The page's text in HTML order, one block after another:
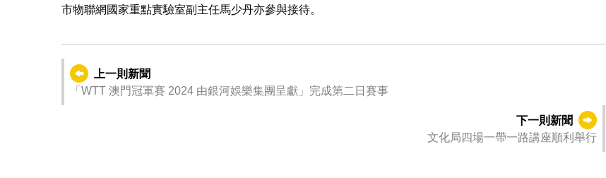
代表團參觀澳大智慧城市物聯網國家重點實驗室
市物聯網國家重點實驗室副主任馬少丹亦參與接待。
上一則新聞
「WTT 澳門冠軍賽 2024 由銀河娛樂集團呈獻」完成第二日賽事
下一則新聞
文化局四場一帶一路講座順利舉行